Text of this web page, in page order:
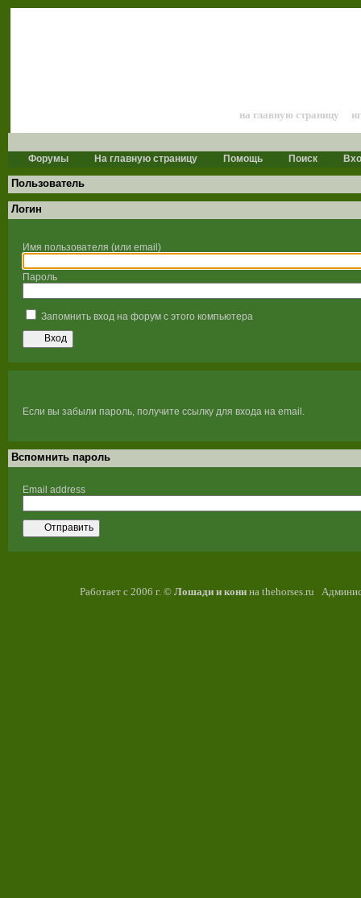
на главную страницу
Форумы На главную страницу Помощь Поиск
Пользователь
Логин
Имя пользователя (или email)
Пароль
Запомнить вход на форум с этого компьютера
Вход
Если вы забыли пароль, получите ссылку для входа на email.
Вспомнить пароль
Email address
Отправить
Работает с 2006 г. © Лошади и конина thehorses.ru